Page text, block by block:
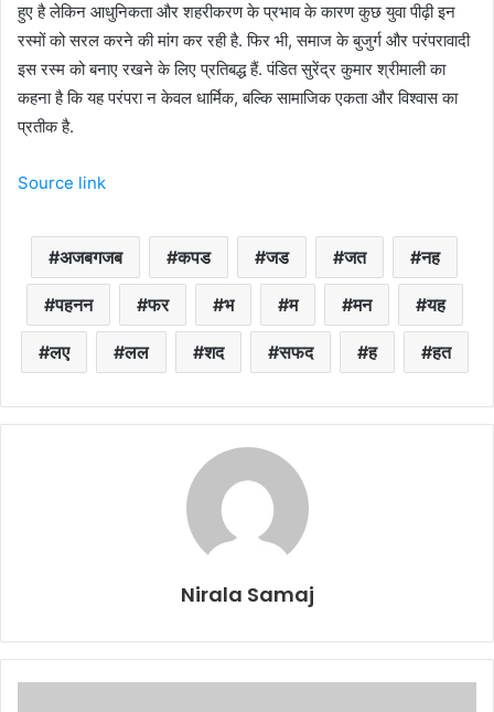
हुए है लेकिन आधुनिकता और शहरीकरण के प्रभाव के कारण कुछ युवा पीढ़ी इन
रस्मों को सरल करने की मांग कर रही है. फिर भी, समाज के बुजुर्ग और परंपरावादी
इस रस्म को बनाए रखने के लिए प्रतिबद्ध हैं. पंडित सुरेंद्र कुमार श्रीमाली का
कहना है कि यह परंपरा न केवल धार्मिक, बल्कि सामाजिक एकता और विश्वास का
प्रतीक है.
Source link
अजबगजब कपड जड जत नह
पहनन फर भ म मन यह
लए लल शद सफद ह हत
Nirala Samaj